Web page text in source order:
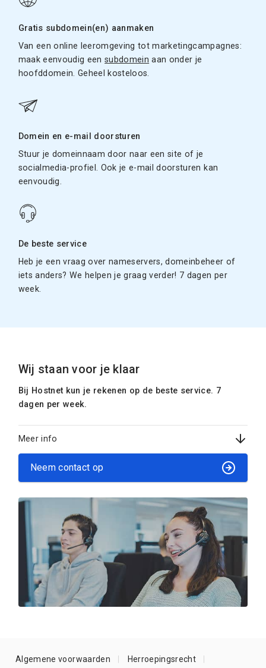
Gratis subdomein(en) aanmaken
Van een online leeromgeving tot marketingcampagnes:
maak eenvoudig eensubdomein aan onder je
hoofddomein. Geheel kosteloos.
Domein en e-mail doorsturen
Stuur je domeinnaam door naar een site of je
socialmedia-profiel. Ook je e-mail doorsturen kan
eenvoudig.
De beste service
Heb je een vraag over nameservers, domeinbeheer of
iets anders? We helpen je graag verder! 7 dagen per
week.
Wij staan voor je klaar
Bij Hostnet kun je rekenen op de beste service. 7
dagen per week.
Meer info
Neem contact op
Algemene voorwaarden Herroepingsrecht